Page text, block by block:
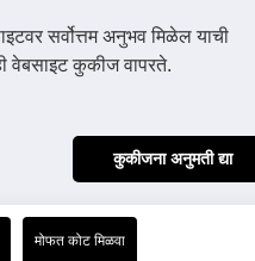
सर्वोत्तम अनुभव मिळेल याची
वेबसाइट कुकीज वापरते.
कुकीजना अनुमती द्या
मोफत कोट मिळवा